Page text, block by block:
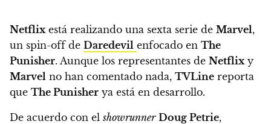
Netflix está realizando una sexta serie de Marvel,
un spin-off de Daredevil enfocado en The
Punisher. Aunque los representantes de Netflix y
Marvel no han comentado nada, TVLine reporta
que The Punisher ya está en desarrollo.
De acuerdo con elshowrunner Doug Petrie,